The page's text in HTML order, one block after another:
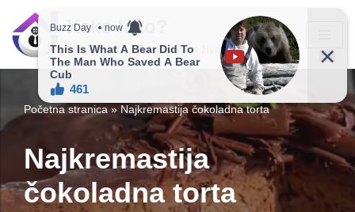
Skip
Kako lako?
Vaš vodič ka jednostavnijem životu!
Početna stranica» Najkremastija čokoladna torta
Najkremastija
čokoladna torta